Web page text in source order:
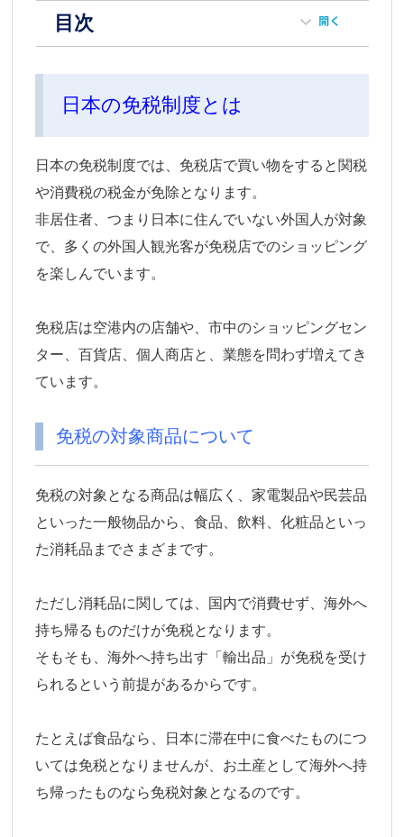
目次
日本の免税制度とは
日本の免税制度では、免税店で買い物をすると関税
や消費税の税金が免除となります。
非居住者、つまり日本に住んでいない外国人が対象
で、多くの外国人観光客が免税店でのショッピング
を楽しんでいます。
免税店は空港内の店舗や、市中のショッピングセン
ター、百貨店、個人商店と、業態を問わず増えてき
ています。
免税の対象商品について
免税の対象となる商品は幅広く、家電製品や民芸品
といった一般物品から、食品、飲料、化粧品といっ
た消耗品までさまざまです。
ただし消耗品に関しては、国内で消費せず、海外へ
持ち帰るものだけが免税となります。
そもそも、海外へ持ち出す「輸出品」が免税を受け
られるという前提があるからです。
たとえば食品なら、日本に滞在中に食べたものにつ
いては免税となりませんが、お土産として海外へ持
ち帰ったものなら免税対象となるのです。